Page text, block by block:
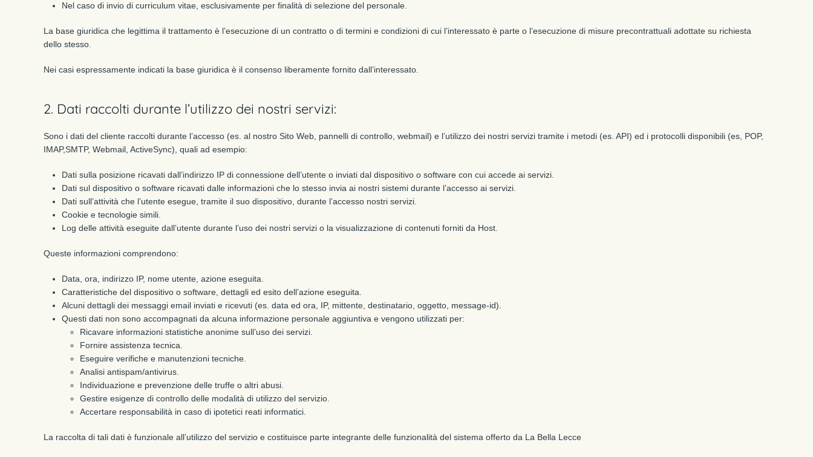
Nel caso di invio di curriculum vitae, esclusivamente per finalità di selezione del personale.
La base giuridica che legittima il trattamento è l’esecuzione di un contratto o di termini e condizioni di cui l’interessato è parte o l’esecuzione di misure precontrattuali adottate su richiesta
dello stesso.
Nei casi espressamente indicati la base giuridica è il consenso liberamente fornito dall’interessato.
2. Dati raccolti durante l’utilizzo dei nostri servizi:
Sono i dati del cliente raccolti durante l’accesso (es. al nostro Sito Web, pannelli di controllo, webmail) e l’utilizzo dei nostri servizi tramite i metodi (es. API) ed i protocolli disponibili (es, POP,
IMAP,SMTP, Webmail, ActiveSync), quali ad esempio:
Dati sulla posizione ricavati dall’indirizzo IP di connessione dell’utente o inviati dal dispositivo o software con cui accede ai servizi.
Dati sul dispositivo o software ricavati dalle informazioni che lo stesso invia ai nostri sistemi durante l’accesso ai servizi.
Dati sull’attività che l’utente esegue, tramite il suo dispositivo, durante l’accesso nostri servizi.
Cookie e tecnologie simili.
Log delle attività eseguite dall’utente durante l’uso dei nostri servizi o la visualizzazione di contenuti forniti da Host.
Queste informazioni comprendono:
Data, ora, indirizzo IP, nome utente, azione eseguita.
Caratteristiche del dispositivo o software, dettagli ed esito dell’azione eseguita.
Alcuni dettagli dei messaggi email inviati e ricevuti (es. data ed ora, IP, mittente, destinatario, oggetto, message-id).
Questi dati non sono accompagnati da alcuna informazione personale aggiuntiva e vengono utilizzati per:
Ricavare informazioni statistiche anonime sull’uso dei servizi.
Fornire assistenza tecnica.
Eseguire verifiche e manutenzioni tecniche.
Analisi antispam/antivirus.
Individuazione e prevenzione delle truffe o altri abusi.
Gestire esigenze di controllo delle modalità di utilizzo del servizio.
Accertare responsabilità in caso di ipotetici reati informatici.
La raccolta di tali dati è funzionale all’utilizzo del servizio e costituisce parte integrante delle funzionalità del sistema offerto da La Bella Lecce